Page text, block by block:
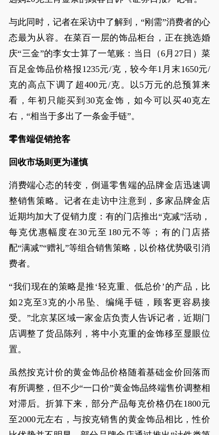
与此同时，记者在采访中了解到，“刚需”消费者的心
态最为从容。在菜百一层的饰品柜台，正在挑选婚
庆“三金”的李女士算了一笔账：当日（6月27日）菜
百足金饰品价格报1235元/克，较今年1月末1650元/
克的高点下调了超400元/克。以5万元的总预算来
看，年初只能买到30克金饰，如今可以买40克左
右，“相当于多出了一条金手链”。
零售端促销抢客
回收市场则更为谨慎
消费端心态的转变，倒逼零售端的品牌金店迅速调
整销售策略。记者在走访中注意到，多家品牌金店
近期均加大了促销力度：有的门店推出“克减”活动，
每克优惠幅度在30元至180元不等；有的门店搭
配“满减”“赠礼”等组合销售策略，以价格优势吸引消
费者。
“我们现在的策略是推‘轻克重、低总价’的产品，比
如2克至3克的小吊坠、编绳手链，顾客更容易接
受。”北京某区域一家金店负责人告诉记者，近期门
店调整了货品陈列，将中小克重的金饰移至显眼位
置。
虽然按克计价的黄金饰品价格随着基础金价回落而
有所调整，但不少“一口价”黄金饰品终端售价调整相
对滞后。折算下来，部分产品每克价格仍在1800元
至2000元左右，与按克销售的黄金饰品相比，性价